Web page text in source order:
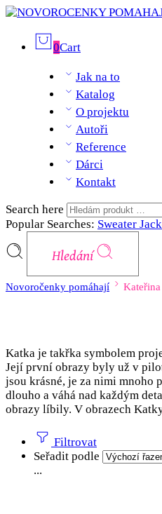
0Cart
Jak na to
Katalog
O projektu
Autoři
Reference
Dárci
Kontakt
Search here
Popular Searches: Sweater
Hledání
Novoročenky pomáhají
Katka je takřka symbolem
Její první obrazy byly už v
jsou krásné, je za nimi mnoho
dlouho a váhá nad každým
obrazy líbily. V obrazech
Filtrovat
Seřadit podle
...